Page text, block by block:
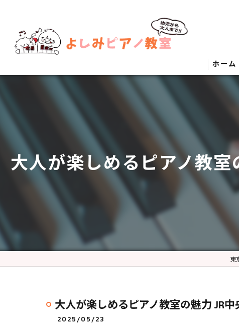
ホーム
大人が楽しめるピアノ教
東
大人が楽しめるピアノ教室の魅力 JR
2025/05/23